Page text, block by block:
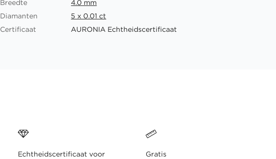
Breedte
4.0 mm
Diamanten
5 x 0.01 ct
Certificaat
AURONIA Echtheidscertificaat
Echtheidscertificaat voor
Gratis